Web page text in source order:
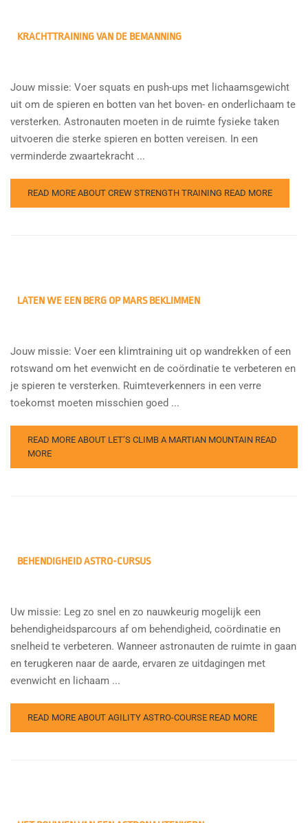
KRACHTTRAINING VAN DE BEMANNING
Jouw missie: Voer squats en push-ups met lichaamsgewicht
uit om de spieren en botten van het boven- en onderlichaam te
versterken. Astronauten moeten in de ruimte fysieke taken
uitvoeren die sterke spieren en botten vereisen. In een
verminderde zwaartekracht ...
READ MORE ABOUT CREW STRENGTH TRAINING READ MORE
LATEN WE EEN BERG OP MARS BEKLIMMEN
Jouw missie: Voer een klimtraining uit op wandrekken of een
rotswand om het evenwicht en de coördinatie te verbeteren en
je spieren te versterken. Ruimteverkenners in een verre
toekomst moeten misschien goed ...
READ MORE ABOUT LET’S CLIMB A MARTIAN MOUNTAIN READ
MORE
BEHENDIGHEID ASTRO-CURSUS
Uw missie: Leg zo snel en zo nauwkeurig mogelijk een
behendigheidsparcours af om behendigheid, coördinatie en
snelheid te verbeteren. Wanneer astronauten de ruimte in gaan
en terugkeren naar de aarde, ervaren ze uitdagingen met
evenwicht en lichaam ...
READ MORE ABOUT AGILITY ASTRO-COURSE READ MORE